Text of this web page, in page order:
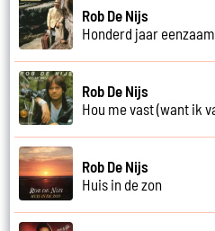
Rob De Nijs
Honderd jaar
Rob De Nijs
Hou me vast (want ik
Rob De Nijs
Huis in de zon